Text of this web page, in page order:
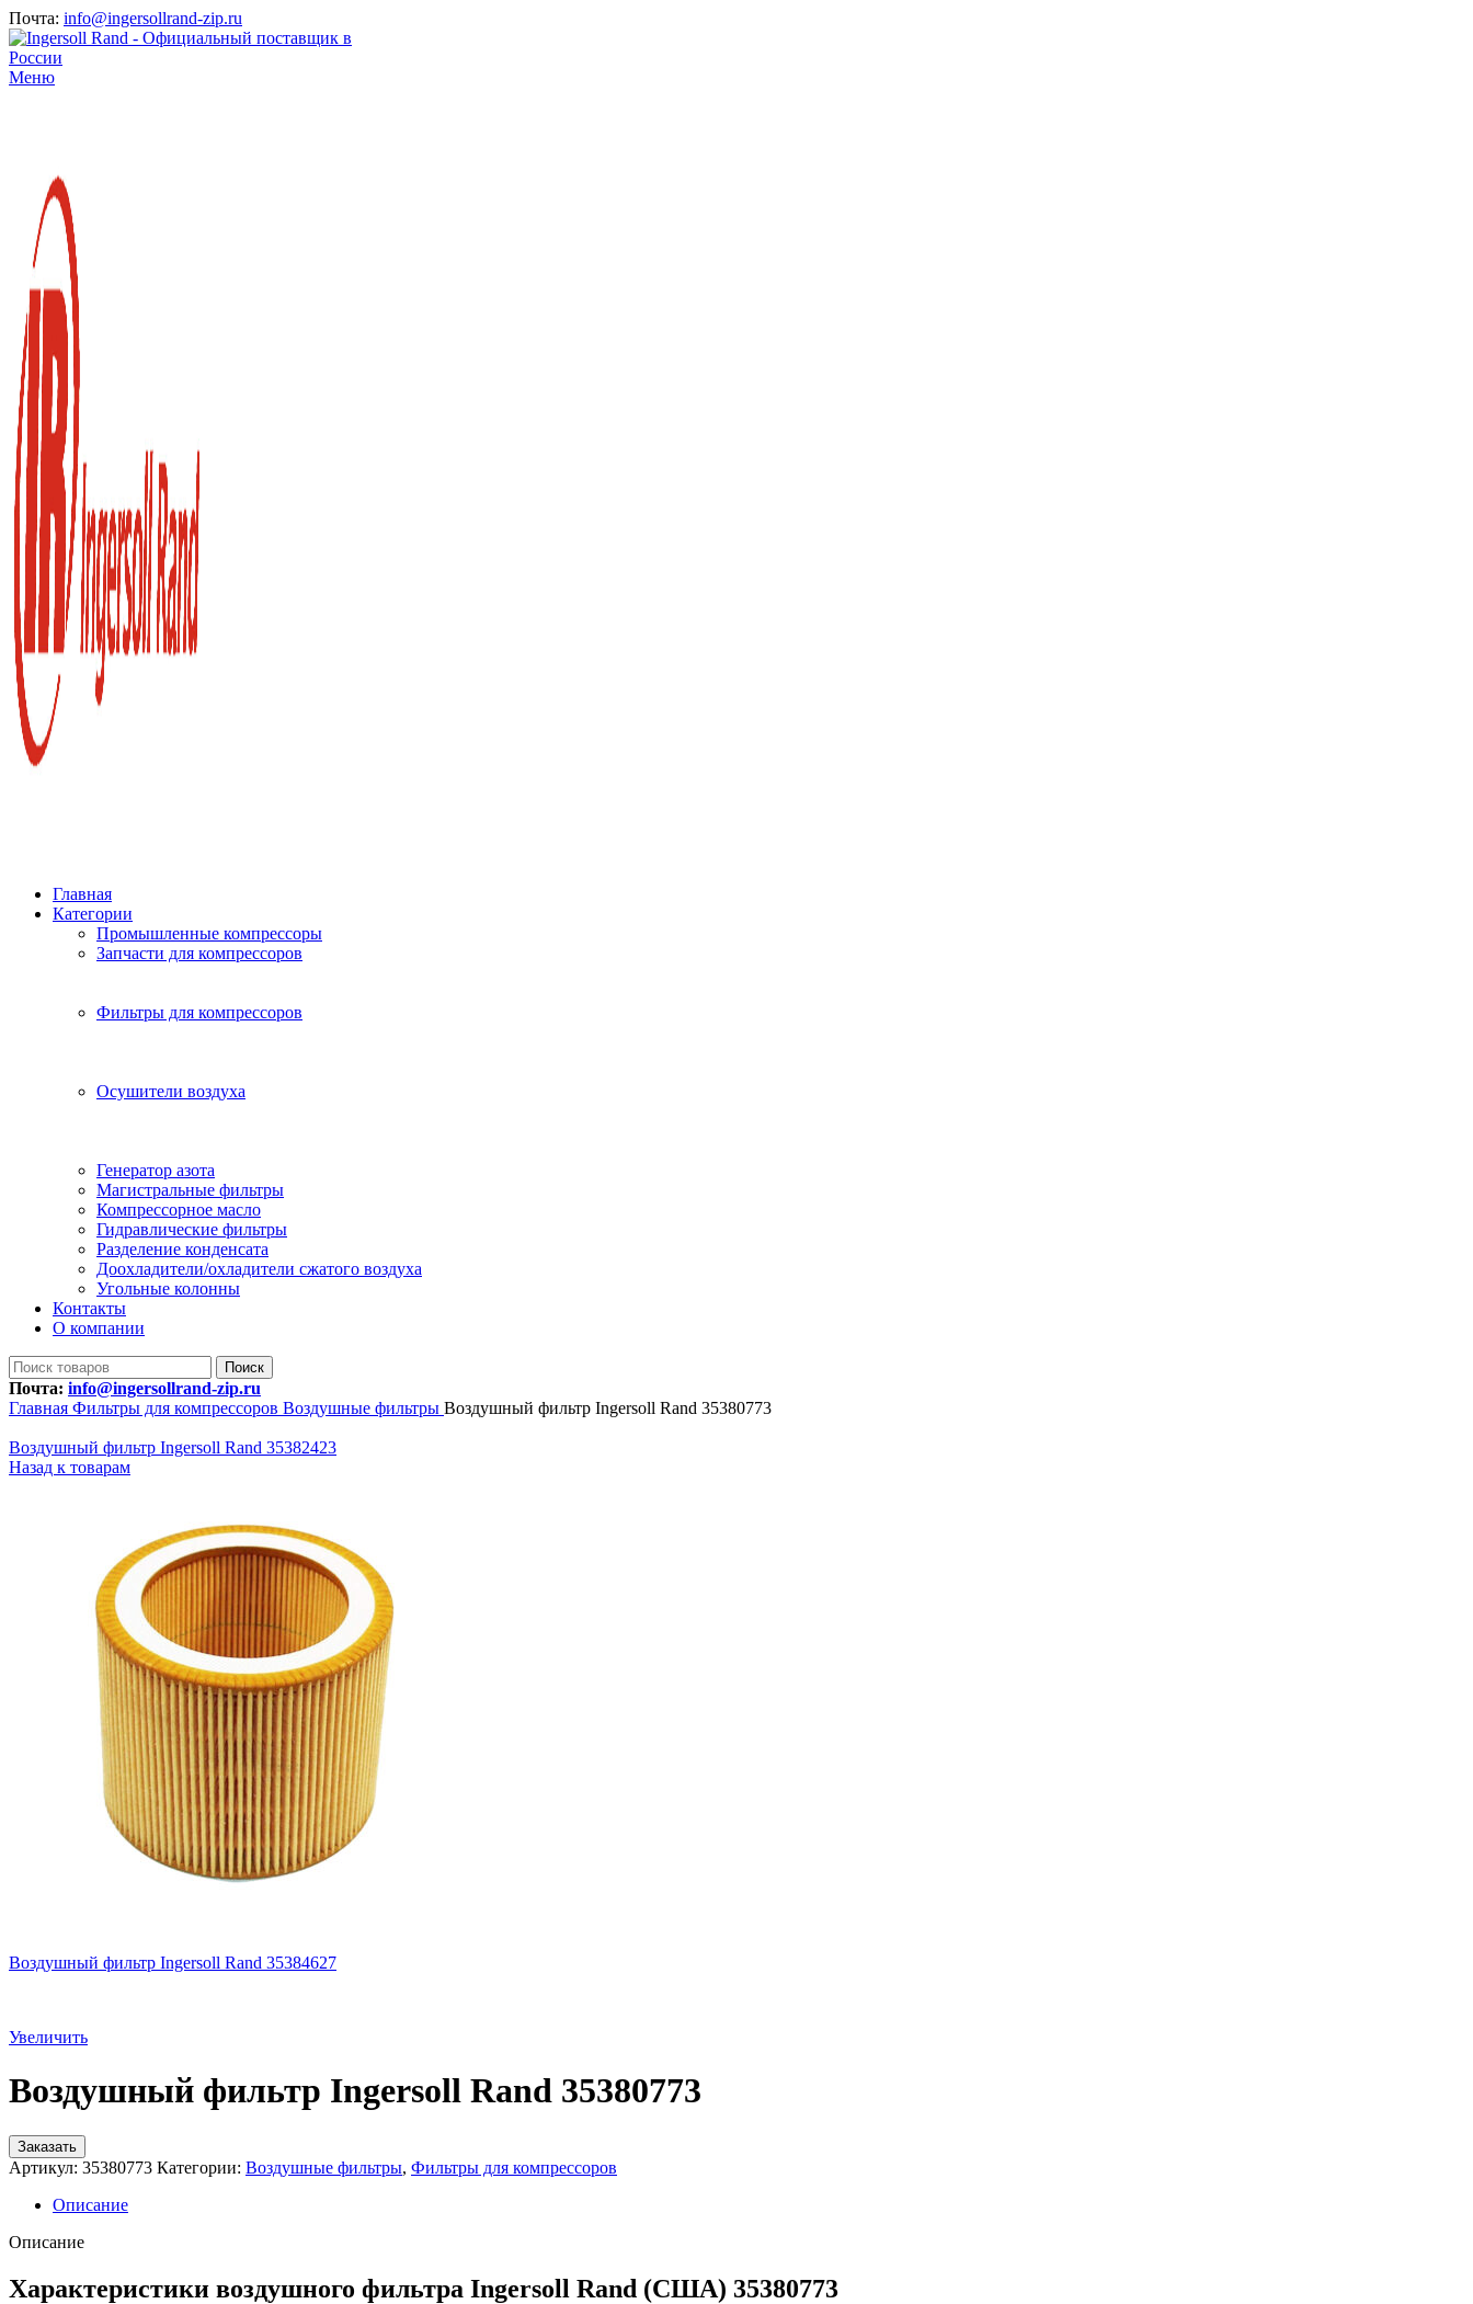
Почта: info@ingersollrand-zip.ru
Меню
Главная
Категории
Промышленные компрессоры
Запчасти для компрессоров
Фильтры для компрессоров
Осушители воздуха
Генератор азота
Магистральные фильтры
Компрессорное масло
Гидравлические фильтры
Разделение конденсата
Доохладители/охладители сжатого воздуха
Угольные колонны
Контакты
О компании
Поиск
Почта: info@ingersollrand-zip.ru
Главная Фильтры для компрессоров Воздушные фильтры Воздушный фильтр Ingersoll Rand 35380773
Воздушный фильтр Ingersoll Rand 35382423
Назад к товарам
Воздушный фильтр Ingersoll Rand 35384627
Увеличить
Воздушный фильтр Ingersoll Rand 35380773
Заказать
Артикул: 35380773 Категории: Воздушные фильтры, Фильтры для компрессоров
Описание
Описание
Характеристики воздушного фильтра Ingersoll Rand (США) 35380773